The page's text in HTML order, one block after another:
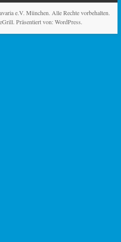
e.V. München. Alle Rechte vorbehalten.
Präsentiert von:WordPress.